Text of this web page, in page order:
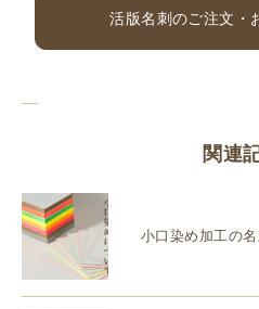
活版名刺のご注文・
関連
小口染め加工の